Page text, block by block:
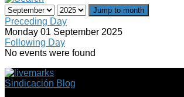
Jump to month
Preceding Day
Monday 01 September 2025
Following Day
No events were found
Sindicación Blog